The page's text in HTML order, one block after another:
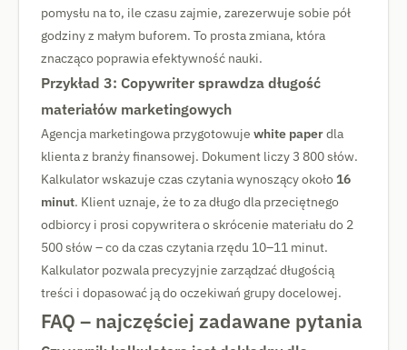
pomysłu na to, ile czasu zajmie, zarezerwuje sobie pół
godziny z małym buforem. To prosta zmiana, która
znacząco poprawia efektywność nauki.
Przykład 3: Copywriter sprawdza długość
materiałów marketingowych
Agencja marketingowa przygotowuje white paperdla
klienta z branży finansowej. Dokument liczy 3 800 słów.
Kalkulator wskazuje czas czytania wynoszący około 16
minut. Klient uznaje, że to za długo dla przeciętnego
odbiorcy i prosi copywritera o skrócenie materiału do 2
500 słów – co da czas czytania rzędu 10–11 minut.
Kalkulator pozwala precyzyjnie zarządzać długością
treści i dopasować ją do oczekiwań grupy docelowej.
FAQ – najczęściej zadawane pytania